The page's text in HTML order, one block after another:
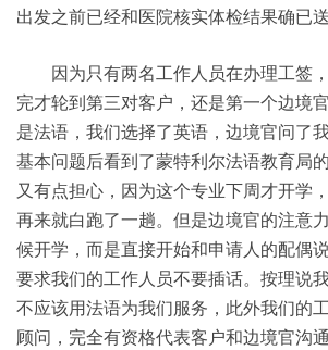
出发之前已经和医院核实体检结果确已送
因为只有两名工作人员在办理工签
完才轮到第三对客户，还是第一个边境
是法语，我们选择了英语，边境官问了
基本问题后看到了蒙特利尔法语教育局
又有点担心，因为这个专业下周才开学
再来就白跑了一趟。但是边境官的注意
候开学，而是直接开始和申请人的配偶
要求我们的工作人员不要插话。按理说
不应该用法语为我们服务，此外我们的
顾问，完全有资格代表客户和边境官沟